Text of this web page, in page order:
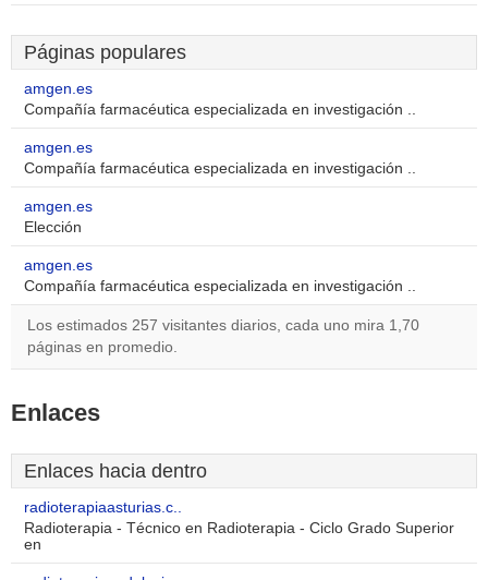
Páginas populares
amgen.es
Compañía farmacéutica especializada en investigación ..
amgen.es
Compañía farmacéutica especializada en investigación ..
amgen.es
Elección
amgen.es
Compañía farmacéutica especializada en investigación ..
Los estimados 257 visitantes diarios, cada uno mira 1,70
páginas en promedio.
Enlaces
Enlaces hacia dentro
radioterapiaasturias.c..
Radioterapia - Técnico en Radioterapia - Ciclo Grado Superior
en